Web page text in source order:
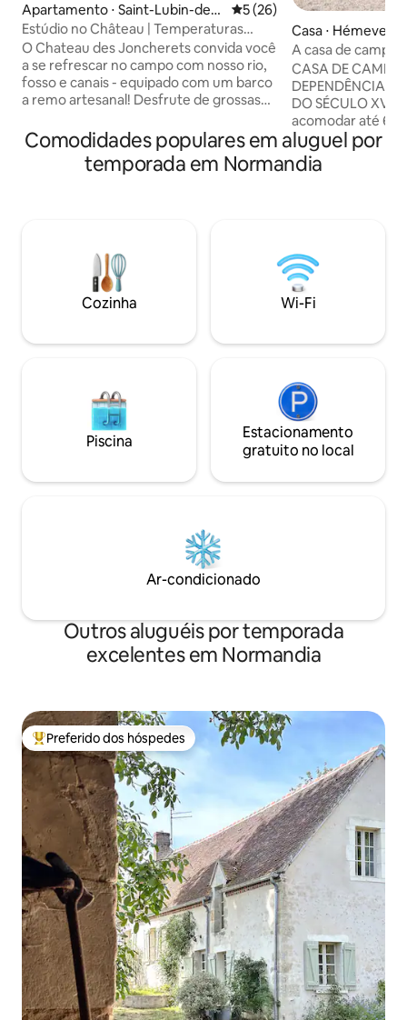
Apartamento ⋅ Saint-Lubin-des-
Joncherets
5 de uma avaliação média
5 (26)
Estúdio no Château | Temperaturas
amenas e vista para a água
O Chateau des Joncherets convida você
a se refrescar no campo com nosso rio,
fosso e canais - equipado com um barco
a remo artesanal! Desfrute de grossas
frescas neste apartamento estúdio no
piso térreo, naturalmente protegido do
sol quente com suas janelas voltadas
Nôtre, ou alimente nossos pavões. Para
fazer compras a pé, nossa vila medieval
espera por você!
Casa ⋅ Hémevez
A casa de campo
castelo de
CASA DE CAMPO
DEPENDÊNCIAS
DO SÉCULO XVI
acomodar até 6
grande no andar
casal + 1 cama de
quarto grande no
estar grande -
(em
cozinha equipada
Comodidades populares em aluguel por
temporada em Normandia
Cozinha Wi-Fi
Piscina
Estacionamento
gratuito no local
Ar-condicionado
Outros aluguéis por temporada
excelentes em Normandia
Entre os melhores preferidos dos hóspedes
Preferido dos hóspedes